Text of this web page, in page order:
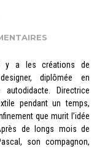
y a les créations de
diplômée en
Directrice
pendant un temps,
que murit l’idée
de longs mois de
son compagnon,